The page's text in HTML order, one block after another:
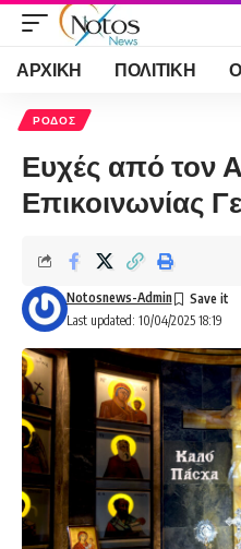
ΑΡΧΙΚΗ ΠΟΛΙΤΙΚΗ
ΡΟΔΟΣ
Ευχές από τον
Επικοινωνίας
Last updated: 10/04/2025 18:19
Notosnews-Admin